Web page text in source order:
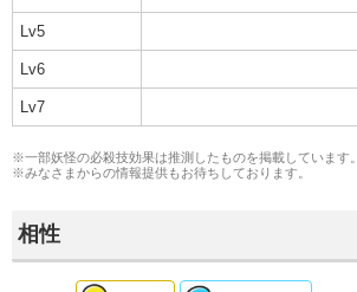
Lv5
Lv6
Lv7
※一部妖怪の必殺技効果は推測したものを掲載しています。
※みなさまからの情報提供もお待ちしております。
相性